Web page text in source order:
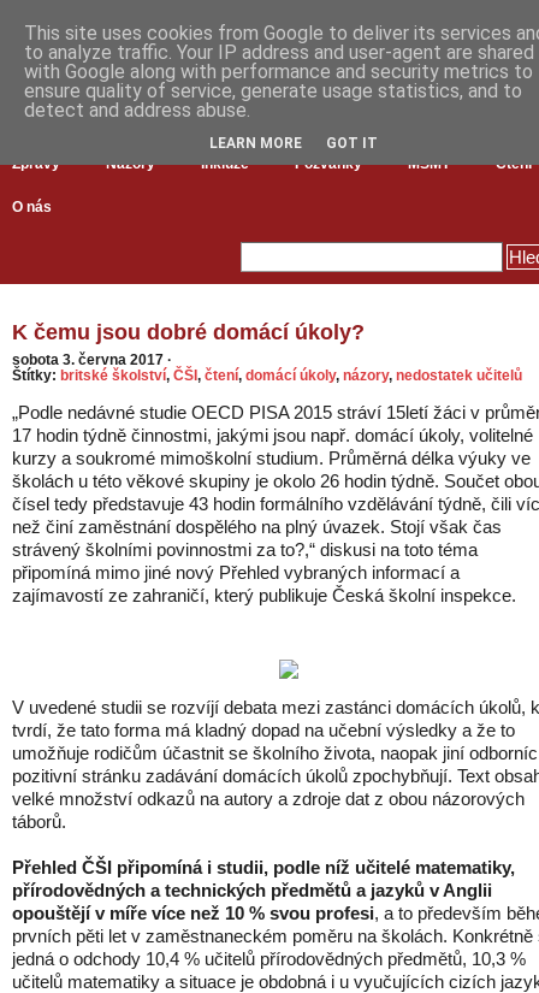
Zprávy Názory Inkluze Pozvánky MŠMT Čtení
O nás
K čemu jsou dobré domácí úkoly?
sobota 3. června 2017 ·
Štítky: britské školství, ČŠI, čtení, domácí úkoly, názory, nedostatek učitelů
„Podle nedávné studie OECD PISA 2015 stráví 15letí žáci v
17 hodin týdně činnostmi, jakými jsou např. domácí úkoly, volitelné
kurzy a soukromé mimoškolní studium. Průměrná délka výuky ve
školách u této věkové skupiny je okolo 26 hodin týdně. Součet
čísel tedy představuje 43 hodin formálního vzdělávání týdně, čili
než činí zaměstnání dospělého na plný úvazek. Stojí však čas
strávený školními povinnostmi za to?,“ diskusi na toto téma
připomíná mimo jiné nový Přehled vybraných informací a
zajímavostí ze zahraničí, který publikuje Česká školní inspekce.
V uvedené studii se rozvíjí debata mezi zastánci domácích úkolů,
tvrdí, že tato forma má kladný dopad na učební výsledky a že to
umožňuje rodičům účastnit se školního života, naopak jiní
pozitivní stránku zadávání domácích úkolů zpochybňují. Text
velké množství odkazů na autory a zdroje dat z obou názorových
táborů.
Přehled ČŠI připomíná i studii, podle níž učitelé matematiky,
přírodovědných a technických předmětů a jazyků v Anglii
opouštějí v míře více než 10 % svou profesi, a to především
prvních pěti let v zaměstnaneckém poměru na školách. Konkrétně
jedná o odchody 10,4 % učitelů přírodovědných předmětů, 10,3 %
učitelů matematiky a situace je obdobná i u vyučujících cizích
This site uses cookies from Google to deliver its services
to analyze traffic. Your IP address and user-agent are shared
with Google along with performance and security metrics to
ensure quality of service, generate usage statistics, and to
detect and address abuse.
LEARN MORE GOT IT